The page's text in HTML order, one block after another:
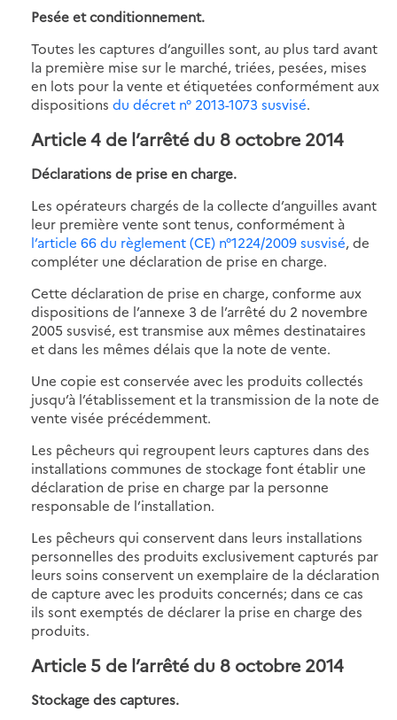
Pesée et conditionnement.
Toutes les captures d’anguilles sont, au plus tard avant
la première mise sur le marché, triées, pesées, mises
en lots pour la vente et étiquetées conformément aux
dispositions du décret n° 2013-1073 susvisé.
Article 4 de l’arrêté du 8 octobre 2014
Déclarations de prise en charge.
Les opérateurs chargés de la collecte d’anguilles avant
leur première vente sont tenus, conformément à
l’article 66 du règlement (CE) n°1224/2009 susvisé, de
compléter une déclaration de prise en charge.
Cette déclaration de prise en charge, conforme aux
dispositions de l’annexe 3 de l’arrêté du 2 novembre
2005 susvisé, est transmise aux mêmes destinataires
et dans les mêmes délais que la note de vente.
Une copie est conservée avec les produits collectés
jusqu’à l’établissement et la transmission de la note de
vente visée précédemment.
Les pêcheurs qui regroupent leurs captures dans des
installations communes de stockage font établir une
déclaration de prise en charge par la personne
responsable de l’installation.
Les pêcheurs qui conservent dans leurs installations
personnelles des produits exclusivement capturés par
leurs soins conservent un exemplaire de la déclaration
de capture avec les produits concernés; dans ce cas
ils sont exemptés de déclarer la prise en charge des
produits.
Article 5 de l’arrêté du 8 octobre 2014
Stockage des captures.